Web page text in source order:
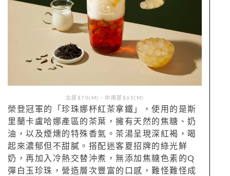
北部$70(M)、中南部$65(M)
榮登冠軍的「珍珠娜杯紅茶拿鐵」，使用的是斯
里蘭卡盧哈娜產區的茶葉，擁有天然的焦糖、奶
油，以及煙燻的特殊香氣。茶湯呈現深紅褐，喝
起來濃郁但不甜膩。搭配迷客夏招牌的綠光鮮
奶，再加入冷熱交替沖煮，無添加焦糖色素的Q
彈白玉珍珠，營造層次豐富的口感，難怪難怪成